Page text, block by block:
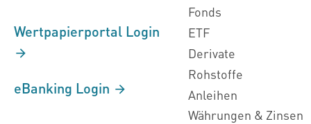
Wertpapierportal Login
eBanking Login
Fonds
ETF
Derivate
Rohstoffe
Anleihen
Währungen & Zinsen